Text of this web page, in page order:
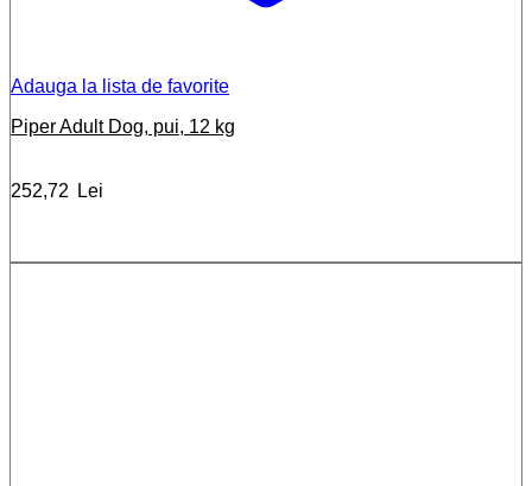
Adauga la lista de favorite
Piper Adult Dog, pui, 12 kg
252,72 Lei